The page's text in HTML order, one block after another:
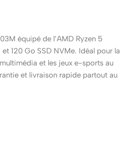
équipé de l’AMD Ryzen 5
120 Go SSD NVMe. Idéal pour la
et les jeux e-sports au
et livraison rapide partout au